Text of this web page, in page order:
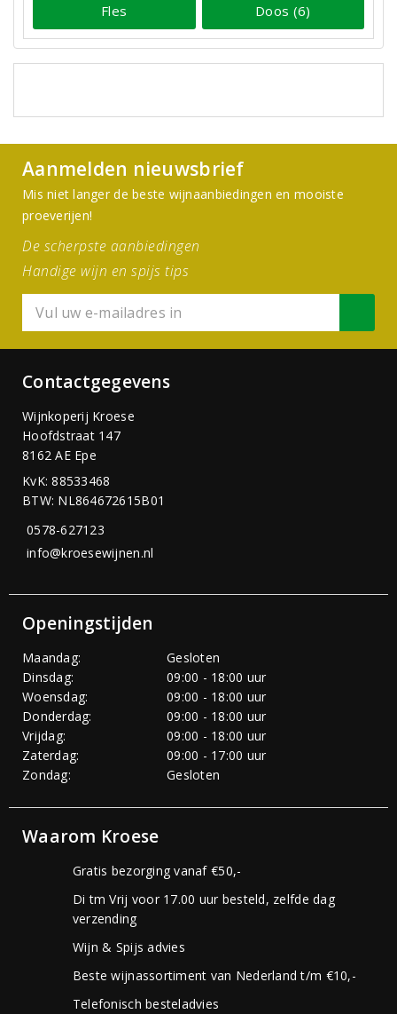
Fles Doos (6)
Aanmelden nieuwsbrief
Mis niet langer de beste wijnaanbiedingen en mooiste
proeverijen!
De scherpste aanbiedingen
Handige wijn en spijs tips
Contactgegevens
Wijnkoperij Kroese
Hoofdstraat 147
8162 AE Epe
KvK: 88533468
BTW: NL864672615B01
0578-627123
info@kroesewijnen.nl
Openingstijden
Maandag:
Gesloten
Dinsdag:
09:00 - 18:00 uur
Woensdag:
09:00 - 18:00 uur
Donderdag:
09:00 - 18:00 uur
Vrijdag:
09:00 - 18:00 uur
Zaterdag:
09:00 - 17:00 uur
Zondag:
Gesloten
Waarom Kroese
Gratis bezorging vanaf €50,-
Di tm Vrij voor 17.00 uur besteld, zelfde dag
verzending
Wijn & Spijs advies
Beste wijnassortiment van Nederland t/m €10,-
Telefonisch besteladvies